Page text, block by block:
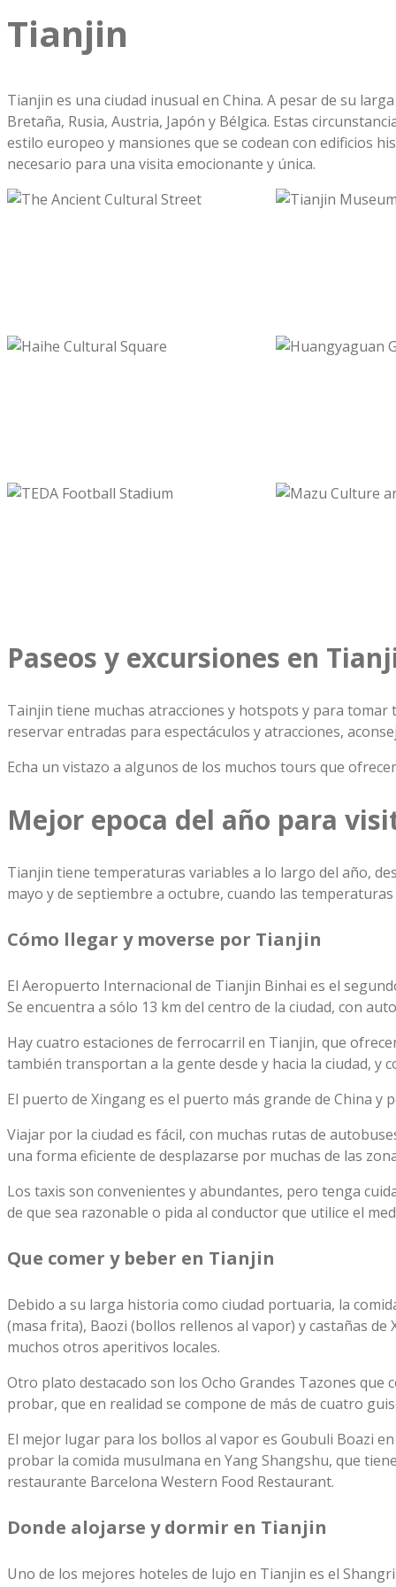
Tianjin
Tianjin es una ciudad inusual en China. A pesar de su
Bretaña, Rusia, Austria, Japón y Bélgica. Estas
estilo europeo y mansiones que se codean con edificios
necesario para una visita emocionante y única.
Paseos y excursiones en
Tainjin tiene muchas atracciones y hotspots y para
reservar entradas para espectáculos y atracciones,
Echa un vistazo a algunos de los muchos tours que
Mejor epoca del año para
Tianjin tiene temperaturas variables a lo largo del año,
mayo y de septiembre a octubre, cuando las
Cómo llegar y moverse por Tianjin
El Aeropuerto Internacional de Tianjin Binhai es el
Se encuentra a sólo 13 km del centro de la ciudad, con
Hay cuatro estaciones de ferrocarril en Tianjin, que
también transportan a la gente desde y hacia la ciudad, y
El puerto de Xingang es el puerto más grande de China
Viajar por la ciudad es fácil, con muchas rutas de
una forma eficiente de desplazarse por muchas de las
Los taxis son convenientes y abundantes, pero tenga
de que sea razonable o pida al conductor que utilice el
Que comer y beber en Tianjin
Debido a su larga historia como ciudad portuaria, la
(masa frita), Baozi (bollos rellenos al vapor) y castañas
muchos otros aperitivos locales.
Otro plato destacado son los Ocho Grandes Tazones que
probar, que en realidad se compone de más de cuatro
El mejor lugar para los bollos al vapor es Goubuli Boazi
probar la comida musulmana en Yang Shangshu, que
restaurante Barcelona Western Food Restaurant.
Donde alojarse y dormir en Tianjin
Uno de los mejores hoteles de lujo en Tianjin es el